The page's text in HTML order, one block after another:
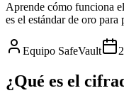
Aprende cómo funciona
es el estándar de oro para
Equipo SafeVault
¿Qué es el